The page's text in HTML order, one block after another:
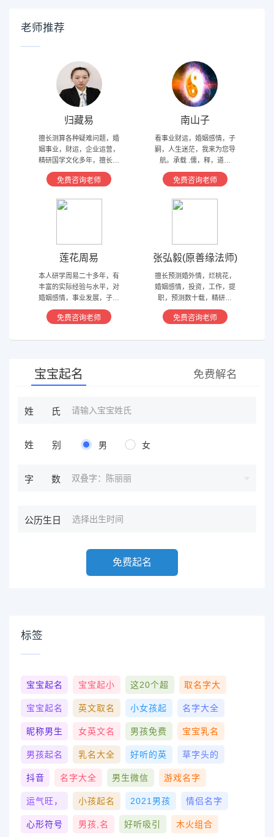
老师推荐
归藏易
擅长测算各种疑难问题，婚
姻事业，财运，企业运营，
精研国学文化多年，擅长归
藏易，盲派占卜，太乙，河
洛卦，紫薇，奇门遁甲等多
免费咨询老师
南山子
看事业财运，婚姻感情，子
嗣，人生迷茫，我来为您导
航。承载 .儒，释，道文
化，研究易经多年，精通八
字，六爻，奇门遁甲。
免费咨询老师
莲花周易
本人研学周易二十多年，有
丰富的实际经验与水平，对
婚姻感情，事业发展，子嗣
香火等方面指引慈航 ，现
在预测指导擅长紫微星斗，
导方案，欢迎有缘人。
免费咨询老师
张弘毅(原善缘法师)
擅长预测婚外情，烂桃花，
婚姻感情，投资，工作，提
职，预测数十载，精研国
学，擅长铁板、太乙，一掌
经，八宫连山易，盲派八字
免费咨询老师
宝宝起名 免费解名
姓氏
姓别 男 女
字数 双叠字：陈丽丽
公历生日
免费起名
标签
宝宝起名 宝宝起小 这20个超 取名字大
宝宝起名 英文取名 小女孩起 名字大全
昵称男生 女英文名 男孩免费 宝宝乳名
男孩起名 乳名大全 好听的英 草字头的
抖音 名字大全 男生微信 游戏名字
运气旺， 小孩起名 2021男孩 情侣名字
心形符号 男孩,名 好听吸引 木火组合